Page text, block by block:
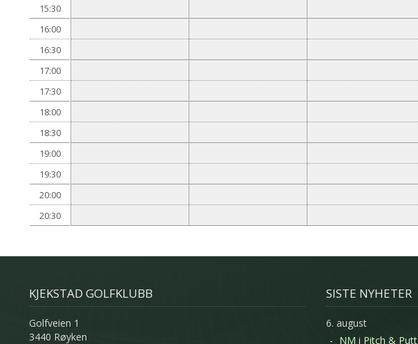
15:30
16:00
16:30
17:00
17:30
18:00
18:30
19:00
19:30
20:00
20:30
KJEKSTAD GOLFKLUBB
Golfveien 1
3440 Røyken
SISTE NYHETER
6. august
NM i Pitch & Putt